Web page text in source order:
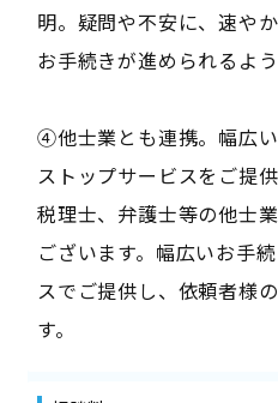
明。疑問や不安に、速や
お手続きが進められるよう
④他士業とも連携。幅広
ストップサービスをご提
税理士、弁護士等の他士
ございます。幅広いお手
スでご提供し、依頼者様
す。